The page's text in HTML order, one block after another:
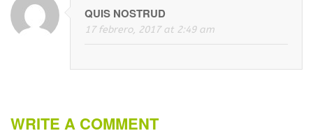
QUIS NOSTRUD
17 febrero, 2017 at 2:49 am
WRITE A COMMENT